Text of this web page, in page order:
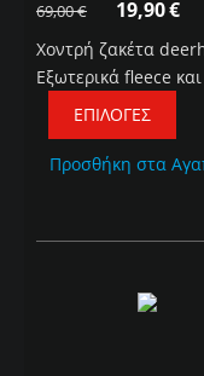
69,00€ 19,90€
Χοντρή ζακέτα
Εξωτερικά fleece
ΕΠΙΛΟΓΈΣ
Προσθήκη στα